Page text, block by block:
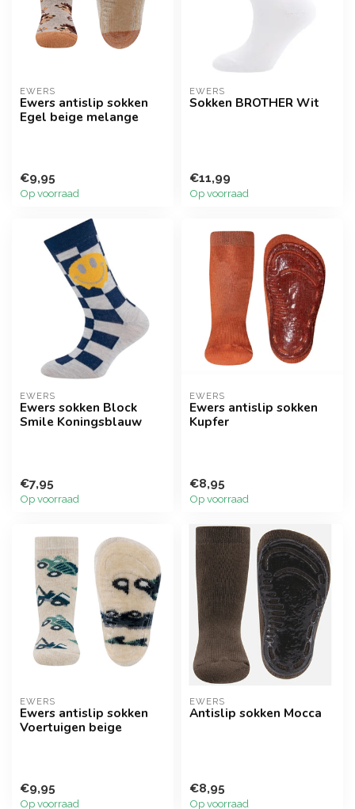
EWERS
Ewers antislip sokken
Egel beige melange
€9,95
Op voorraad
EWERS
Sokken BROTHER Wit
€11,99
Op voorraad
EWERS
Ewers sokken Block
Smile Koningsblauw
€7,95
Op voorraad
EWERS
Ewers antislip sokken
Kupfer
€8,95
Op voorraad
EWERS
Ewers antislip sokken
Voertuigen beige
€9,95
Op voorraad
EWERS
Antislip sokken Mocca
€8,95
Op voorraad